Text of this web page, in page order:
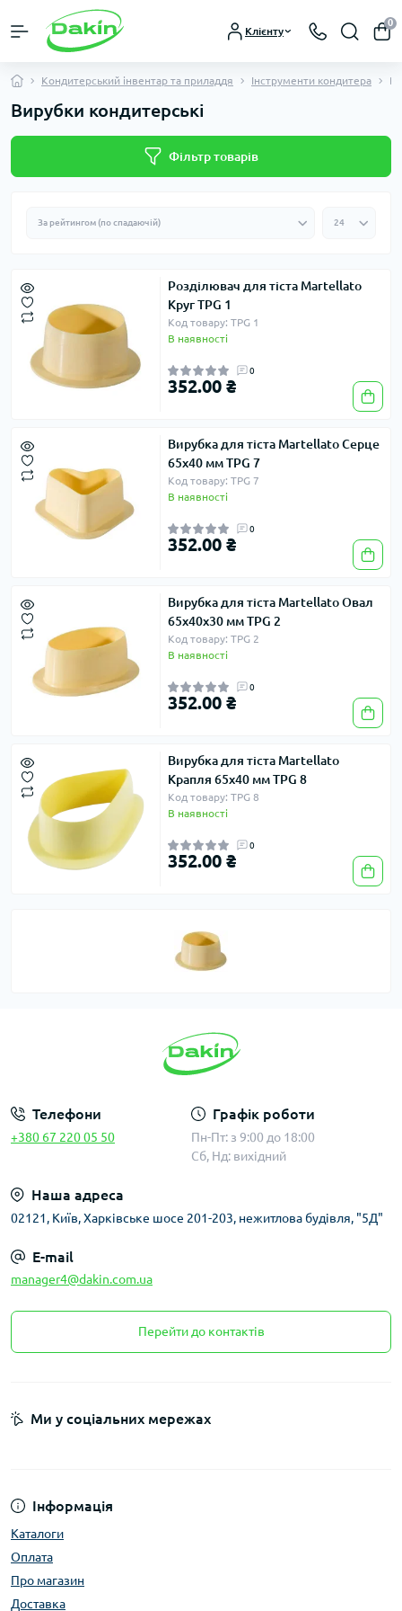
Клієнту
0
Кондитерський інвентар та приладдя Інструменти кондитера
Вирубки кондитерські
Фільтр товарів
Розділювач для тіста Martellato
Круг TPG 1
Код товару: TPG 1
В наявності
0
352.00 ₴
Вирубка для тіста Martellato Серце
65х40 мм TPG 7
Код товару: TPG 7
В наявності
0
352.00 ₴
Вирубка для тіста Martellato Овал
65х40х30 мм TPG 2
Код товару: TPG 2
В наявності
0
352.00 ₴
Вирубка для тіста Martellato
Крапля 65х40 мм TPG 8
Код товару: TPG 8
В наявності
0
352.00 ₴
Телефони
+380 67 220 05 50
Графік роботи
Пн-Пт: з 9:00 до 18:00
Сб, Нд: вихідний
Наша адреса
02121, Київ, Харківське шосе 201-203, нежитлова будівля, "5Д"
E-mail
manager4@dakin.com.ua
Перейти до контактів
Інформація
Каталоги
Оплата
Про магазин
Доставка
Ми у соціальних мережах